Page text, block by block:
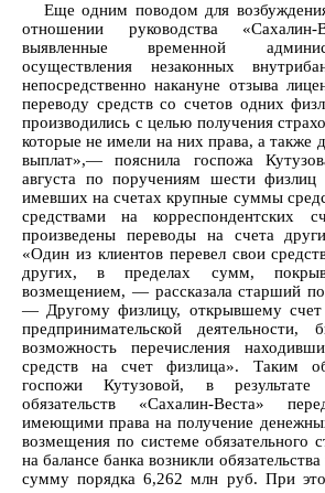
Еще одним поводом для
отношении руководства «Сахалин-
выявленные временной
осуществления незаконных
непосредственно накануне отзыва
переводу средств со счетов одних
производились с целью получения
которые не имели на них права, а также
выплат»,— пояснила госпожа
августа по поручениям шести
имевших на счетах крупные суммы
средствами на корреспондентских
произведены переводы на счета
«Один из клиентов перевел свои
других, в пределах сумм,
возмещением, — рассказала старший
— Другому физлицу, открывшему счет
предпринимательской деятельности,
возможность перечисления
средств на счет физлица». Таким
госпожи Кутузовой, в результате
обязательств «Сахалин-Веста»
имеющими права на получение
возмещения по системе обязательного
на балансе банка возникли
сумму порядка 6,262 млн руб. При